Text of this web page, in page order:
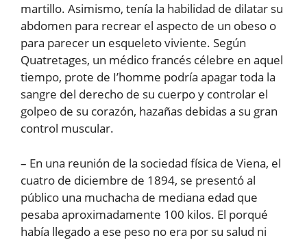
martillo. Asimismo, tenía la habilidad de dilatar su
abdomen para recrear el aspecto de un obeso o
para parecer un esqueleto viviente. Según
Quatretages, un médico francés célebre en aquel
tiempo, prote de I’homme podría apagar toda la
sangre del derecho de su cuerpo y controlar el
golpeo de su corazón, hazañas debidas a su gran
control muscular.
– En una reunión de la sociedad física de Viena, el
cuatro de diciembre de 1894, se presentó al
público una muchacha de mediana edad que
pesaba aproximadamente 100 kilos. El porqué
había llegado a ese peso no era por su salud ni